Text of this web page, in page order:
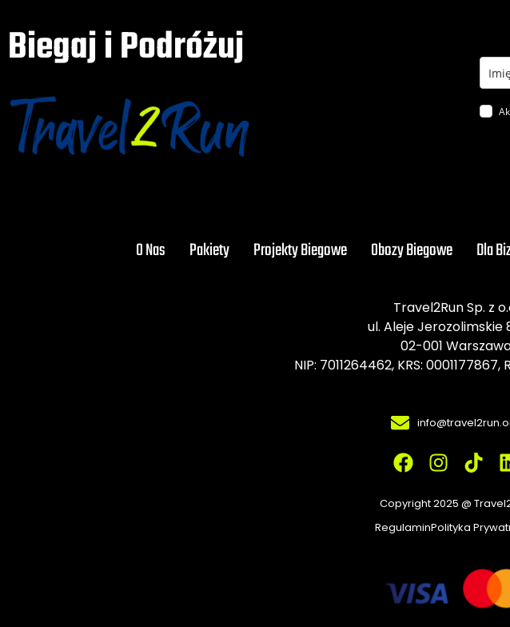
Biegaj i Podróżuj
O Nas Pakiety Projekty Biegowe Obozy Biegowe Dla
Travel2Run Sp. z
ul. Aleje Jerozolimskie
02-001
NIP: 7011264462, KRS:
F
a
c
e
b
o
k
I
n
s
t
a
r
a
T
i
k
t
o
Copyright 2025 @
RegulaminPolityka